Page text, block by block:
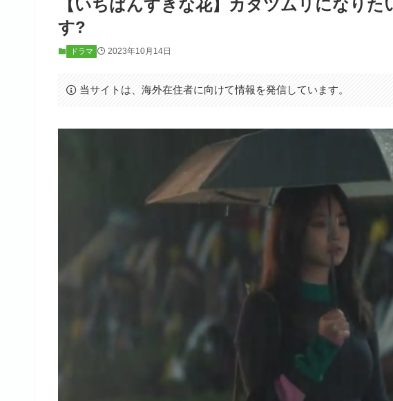
【いちばんすきな花】カタツムリになり
す?
ドラマ 2023年10月14日
当サイトは、海外在住者に向けて情報を発信しています。